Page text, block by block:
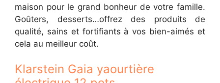
maison pour le grand bonheur de votre famille.
Goûters, desserts…offrez des produits de
qualité, sains et fortifiants à vos bien-aimés et
cela au meilleur coût.
Klarstein Gaia yaourtière